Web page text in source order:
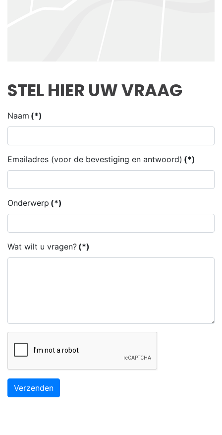
STEL HIER UW VRAAG
Naam (*)
Emailadres (voor de bevestiging en antwoord) (*)
Onderwerp (*)
Wat wilt u vragen? (*)
Verzenden